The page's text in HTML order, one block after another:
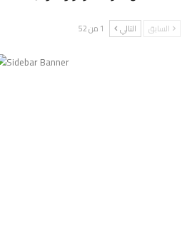
السابق التالي 1 من 52